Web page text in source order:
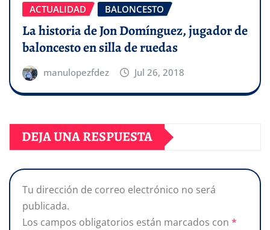
ACTUALIDAD BALONCESTO
La historia de Jon Domínguez, jugador de
baloncesto en silla de ruedas
manulopezfdez Jul 26, 2018
DEJA UNA RESPUESTA
Tu dirección de correo electrónico no será
publicada.
Los campos obligatorios están marcados con *